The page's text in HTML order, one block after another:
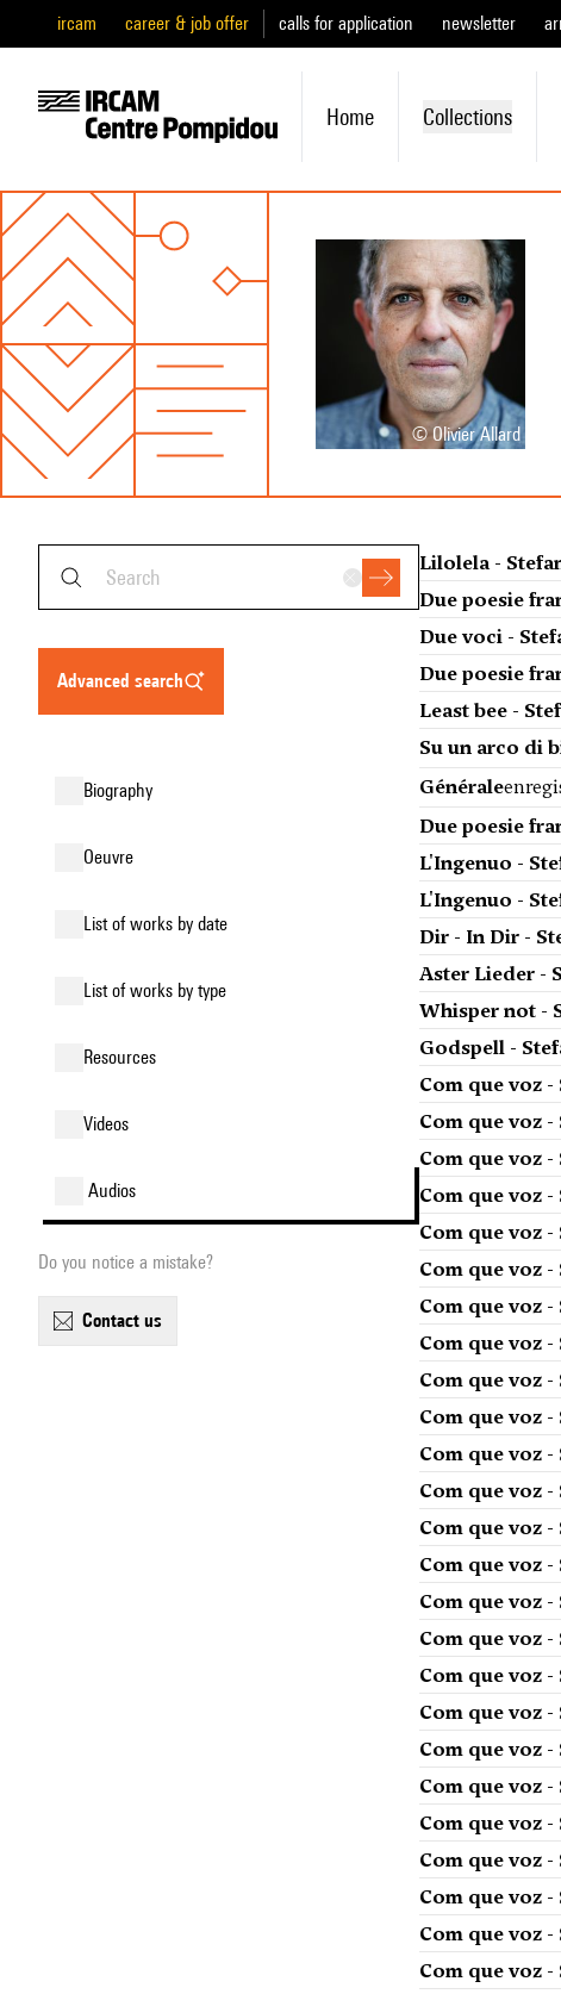
ircam career & job offer calls for application newsletter
Home Collections
© Olivier Allard
advanced search
biography
oeuvre
list of works by date
list of works by type
resources
videos
audios
Do you notice a mistake?
contact us
Lilolela -
Due poesie
Due voci -
Due poesie
Least bee -
Su un arco di
Générale
Due poesie
L'Ingenuo -
L'Ingenuo -
Dir - In Dir -
Aster Lieder -
Whisper not -
Godspell -
Com que voz
Com que voz
Com que voz
Com que voz
Com que voz
Com que voz
Com que voz
Com que voz
Com que voz
Com que voz
Com que voz
Com que voz
Com que voz
Com que voz
Com que voz
Com que voz
Com que voz
Com que voz
Com que voz
Com que voz
Com que voz
Com que voz
Com que voz
Com que voz
Com que voz